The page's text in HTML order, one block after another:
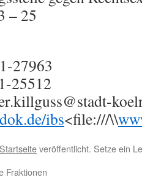
– 25
27963
25512
ibs<file:///\\
Startseiteveröffentlicht. Setze ein
Fraktionen